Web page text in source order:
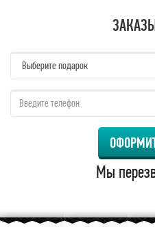
Мы